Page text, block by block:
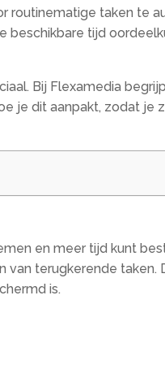
routinematige taken te
beschikbare tijd
Bij Flexamedia
je dit aanpakt, zodat je
en meer tijd kunt
van terugkerende taken.
is.